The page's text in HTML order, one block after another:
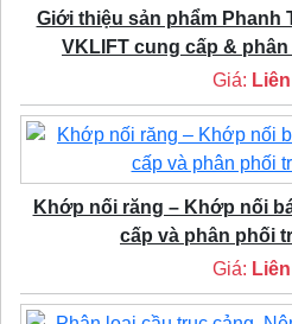
Giới thiệu sản phẩm Phanh
VKLIFT cung cấp &
Giá:
Khớp nối răng – Khớp nối
cấp và phân phối
Giá: